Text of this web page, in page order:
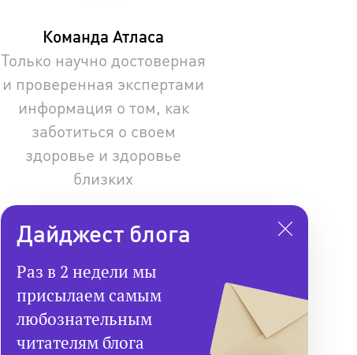
Команда Атласа
Только научно достоверная
и проверенная экспертами
информация о том, как
заботиться о своем
здоровье и здоровье
близких
Дайджест блога
Раз в 2 недели мы
присылаем самым
любознательным
читателям блога